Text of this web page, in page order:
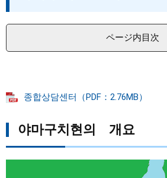
ページ内目次
종합상담센터（PDF：2.76MB）
야마구치현의 개요